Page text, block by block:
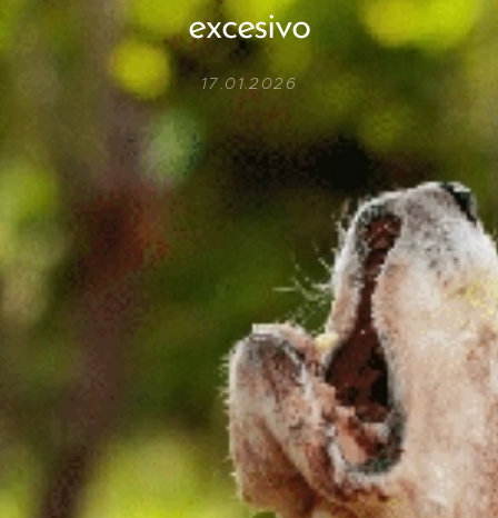
excesivo
17.01.2026